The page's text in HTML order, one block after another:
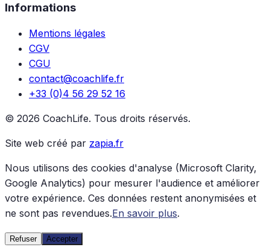
Informations
Mentions légales
CGV
CGU
contact@coachlife.fr
+33 (0)4 56 29 52 16
© 2026 CoachLife. Tous droits réservés.
Site web créé par zapia.fr
Nous utilisons des cookies d'analyse (Microsoft Clarity,
Google Analytics) pour mesurer l'audience et améliorer
votre expérience. Ces données restent anonymisées et
ne sont pas revendues.En savoir plus.
Refuser Accepter